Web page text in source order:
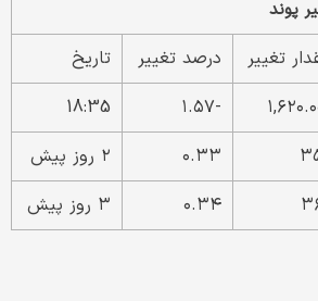
تغییر درصد تغییر
تاریخ
-۱.۵۷
18:35
۰.۳۳
۲ روز پیش
۰.۳۴ ۳ روز پیش